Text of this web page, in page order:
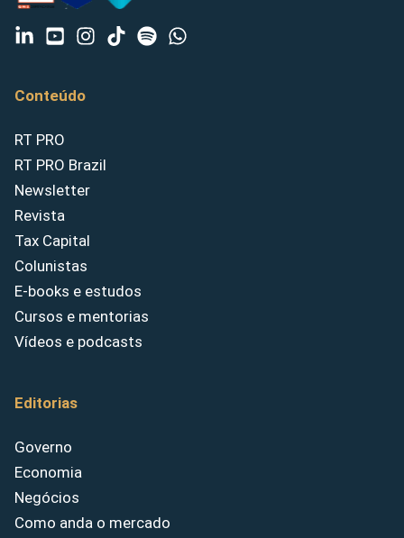
Conteúdo
RT PRO
RT PRO Brazil
Newsletter
Revista
Tax Capital
Colunistas
E-books e estudos
Cursos e mentorias
Vídeos e podcasts
Editorias
Governo
Economia
Negócios
Como anda o mercado